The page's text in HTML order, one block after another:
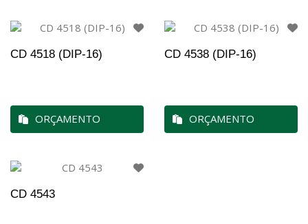
CD 4518 (DIP-16)
ORÇAMENTO
CD 4538 (DIP-16)
ORÇAMENTO
CD 4543